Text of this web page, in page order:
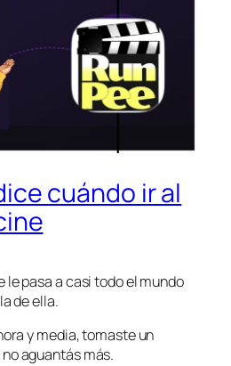
cuándo ir al
le pasa a casi todo el mundo
de ella.
y media, tomaste un
aguantás más.